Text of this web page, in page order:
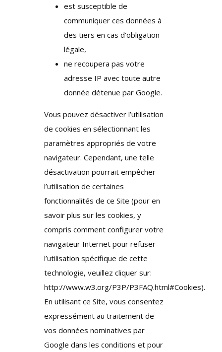
est susceptible de
communiquer ces données à
des tiers en cas d’obligation
légale,
ne recoupera pas votre
adresse IP avec toute autre
donnée détenue par Google.
Vous pouvez désactiver l’utilisation
de cookies en sélectionnant les
paramètres appropriés de votre
navigateur. Cependant, une telle
désactivation pourrait empêcher
l’utilisation de certaines
fonctionnalités de ce Site (pour en
savoir plus sur les cookies, y
compris comment configurer votre
navigateur Internet pour refuser
l’utilisation spécifique de cette
technologie, veuillez cliquer sur:
http://www.w3.org/P3P/P3FAQ.html#Cookies).
En utilisant ce Site, vous consentez
expressément au traitement de
vos données nominatives par
Google dans les conditions et pour